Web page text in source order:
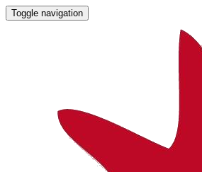
Toggle navigation